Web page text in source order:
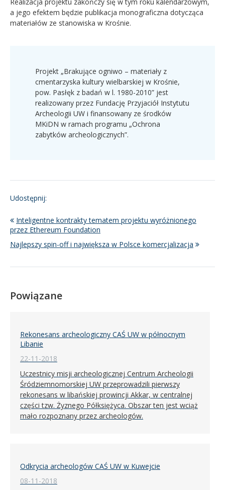
a jego efektem będzie publikacja monograficzna dotycząca
materiałów ze stanowiska w Krośnie.
Projekt „Brakujące ogniwo – materiały z
cmentarzyska kultury wielbarskiej w Krośnie,
pow. Pasłęk z badań w l. 1980-2010” jest
realizowany przez Fundację Przyjaciół Instytutu
Archeologii UW i finansowany ze środków
MKiDN w ramach programu „Ochrona
zabytków archeologicznych”.
Udostępnij:
Inteligentne kontrakty tematem projektu wyróżnionego
przez Ethereum Foundation
Najlepszy spin-off i największa w Polsce komercjalizacja
Powiązane
Rekonesans archeologiczny CAŚ UW w północnym
Libanie
22-11-2018
Uczestnicy misji archeologicznej Centrum Archeologii
Śródziemnomorskiej UW przeprowadzili pierwszy
rekonesans w libańskiej prowincji Akkar, w centralnej
części tzw. Żyznego Półksiężyca. Obszar ten jest wciąż
mało rozpoznany przez archeologów.
Odkrycia archeologów CAŚ UW w Kuwejcie
08-11-2018